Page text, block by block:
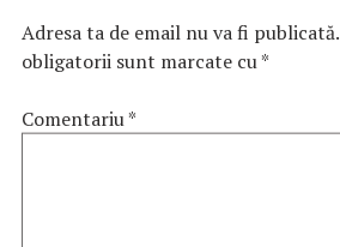
Adresa ta de email nu va fi publicată.
obligatorii sunt marcate cu*
Comentariu*